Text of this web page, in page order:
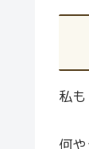
私
何